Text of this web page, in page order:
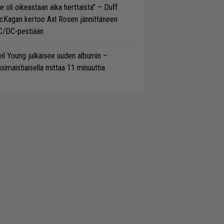
oli oikeastaan aika herttaista” – Duff
kertoo Axl Rosen jännittäneen
DC-pestiään
Young julkaisee uuden albumin –
mittaa 11 minuuttia